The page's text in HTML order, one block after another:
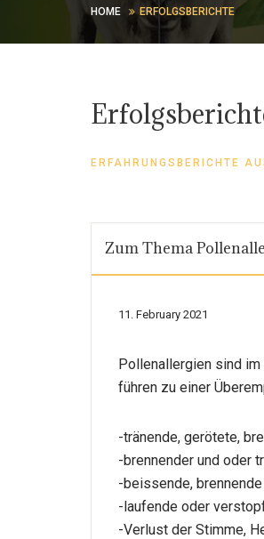
HOME ERFOLGSBERICHTE
ERFAHRUNGSBERICHTE
Zum Thema
11. February 2021
Pollenallergien sind
führen zu einer
-tränende, gerötete,
-brennender und oder
-beissende,
-laufende oder
-Verlust der Stimme,